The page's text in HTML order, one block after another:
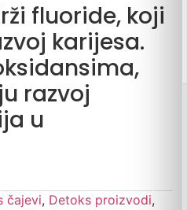
fluoride, koji
karijesa.
razvoj
u
čajevi, Detoks proizvodi,